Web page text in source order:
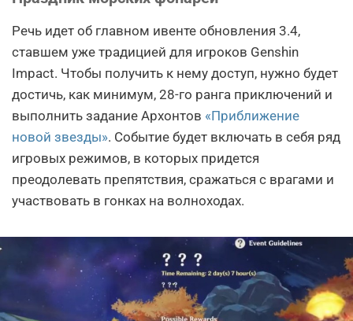
Речь идет об главном ивенте обновления 3.4,
ставшем уже традицией для игроков Genshin
Impact. Чтобы получить к нему доступ, нужно будет
достичь, как минимум, 28-го ранга приключений и
выполнить задание Архонтов «Приближение
новой звезды». Событие будет включать в себя ряд
игровых режимов, в которых придется
преодолевать препятствия, сражаться с врагами и
участвовать в гонках на волноходах.